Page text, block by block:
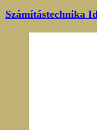
Számítástechnika